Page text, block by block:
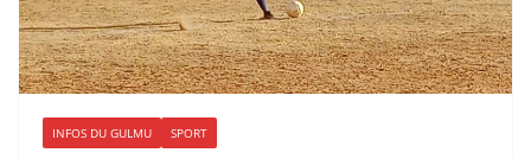
INFOS DU GULMU SPORT